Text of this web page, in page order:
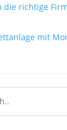
die richtige
mit